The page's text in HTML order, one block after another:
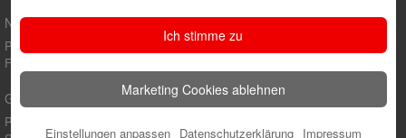
Newsletter
Privatkunden
Firmenkunden
GUT für die Region
Presse-Center
Ich stimme zu
Marketing Cookies ablehnen
Einstellungen anpassen Datenschutzerklärung Impressum